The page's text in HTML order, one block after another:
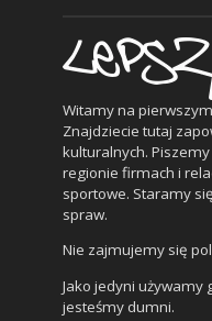
Witamy na
Znajdziecie tutaj
kulturalnych.
regionie firmach i
sportowe. Staramy
spraw.
Nie zajmujemy się
Jako jedyni używamy
jesteśmy dumni.